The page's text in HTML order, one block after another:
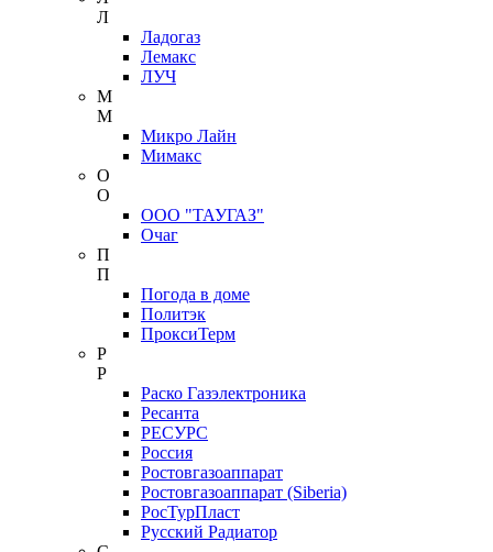
Л
Ладогаз
Лемакс
ЛУЧ
М
М
Микро Лайн
Мимакс
О
О
ООО "ТАУГАЗ"
Очаг
П
П
Погода в доме
Политэк
ПроксиТерм
Р
Р
Раско Газэлектроника
Ресанта
РЕСУРС
Россия
Ростовгазоаппарат
Ростовгазоаппарат (Siberia)
РосТурПласт
Русский Радиатор